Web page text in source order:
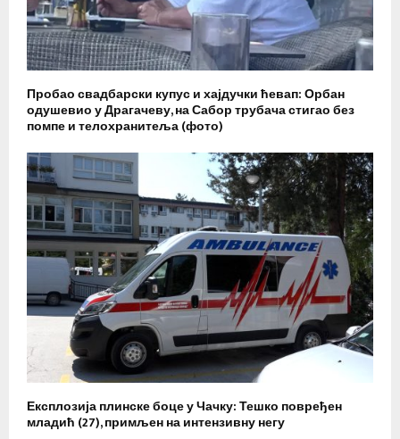
Пробао свадбарски купус и хајдучки ћевап: Орбан
одушевио у Драгачеву, на Сабор трубача стигао без
помпе и телохранитеља (фото)
Експлозија плинске боце у Чачку: Тешко повређен
младић (27), примљен на интензивну негу